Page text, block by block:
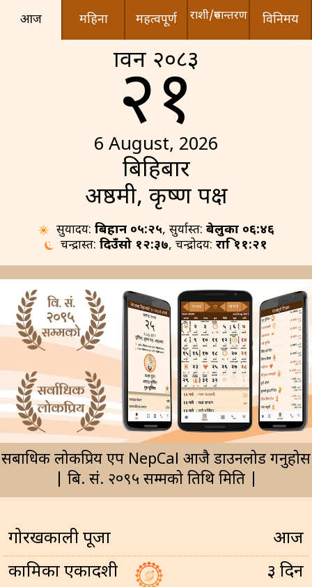
आज महिना महत्वपूर्ण राशी/रुपान्तरण विनिमय
श्रावन २०८३
२१
6 August, 2026
बिहिबार
अष्ठमी, कृष्ण पक्ष
सुर्योदय:बिहान ०५:२५, सुर्यास्त:बेलुका ०६:४६
चन्द्रास्त:दिउँसो १२:३७, चन्द्रोदय:रात्रि ११:२१
सर्बाधिक लोकप्रिय एप NepCal आजै डाउनलोड गर्नुहोस
| बि. सं. २०९५ सम्मको तिथि मिति |
गोरखकाली पूजा
आज
कामिका एकादशी
३ दिन